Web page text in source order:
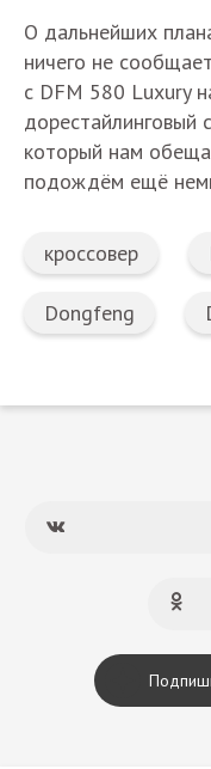
О дальнейших
ничего не
c DFM 580 Luxury
дорестайлинговый
который нам
подождём ещё
кроссовер
Dongfeng